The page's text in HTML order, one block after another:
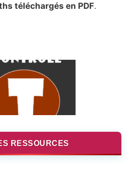
téléchargés en PDF.
RESSOURCES